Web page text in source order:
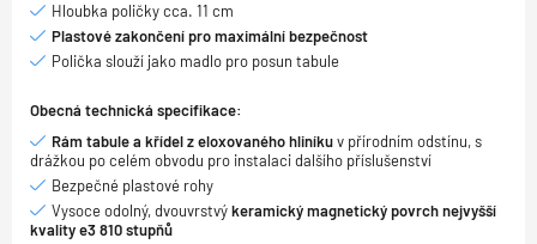
Hloubka poličky cca. 11 cm
Plastové zakončení pro maximální bezpečnost
Polička slouží jako madlo pro posun tabule
Obecná technická specifikace:
Rám tabule a křídel z eloxovaného hliníkuv přírodním odstínu, s
drážkou po celém obvodu pro instalaci dalšího příslušenství
Bezpečné plastové rohy
Vysoce odolný, dvouvrstvýkeramický magnetický povrch nejvyšší
kvality e3 810 stupňů